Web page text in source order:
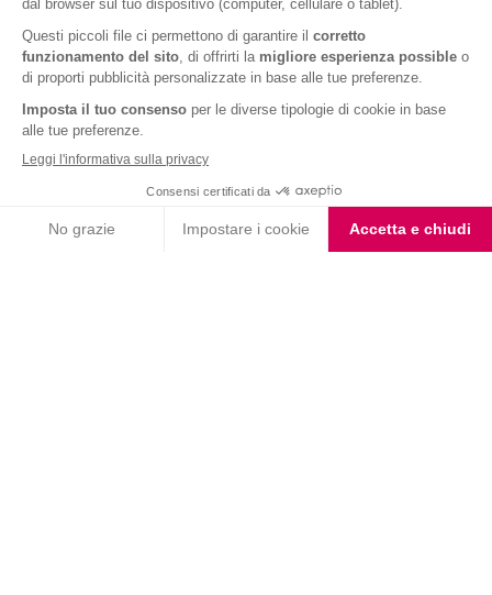
informativa privacy
, acconsento all'iscrizione alla newsletter
periodica di Nutrition et Santé
Nutrition & Sante' Italia Spa